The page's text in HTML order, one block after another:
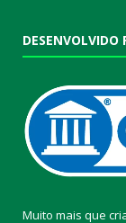
DESENVOLVIDO
Muito mais que